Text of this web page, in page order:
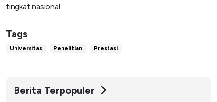
tingkat nasional.
Tags
Universitas Penelitian Prestasi
Berita Terpopuler